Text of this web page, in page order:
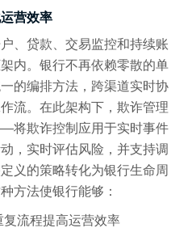
营效率
、贷款、交易监控和持续账
内。银行不再依赖零散的单
的编排方法，跨渠道实时协
流。在此架构下，欺诈管理
将欺诈控制应用于实时事件
，实时评估风险，并支持调
义的策略转化为银行生命周
方法使银行能够：
流程提高运营效率